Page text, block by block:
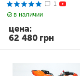
1
в наличии
62 480 грн
цена: